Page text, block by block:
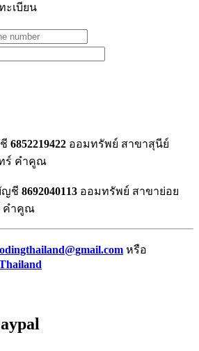
ะเบียน
6852219422 ออมทรัพย์ สาขาสุนีย์
ทร์ คำคูณ
ญชี 8692040113 ออมทรัพย์ สาขาย่อย
คำคูณ
หรือ